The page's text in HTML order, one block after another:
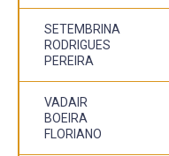
SETEMBRINA
RODRIGUES
PEREIRA
VADAIR
BOEIRA
FLORIANO